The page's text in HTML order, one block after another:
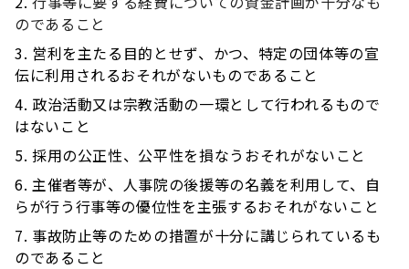
のであること
営利を主たる目的とせず、かつ、特定の団体等の宣
伝に利用されるおそれがないものであること
政治活動又は宗教活動の一環として行われるもので
はないこと
採用の公正性、公平性を損なうおそれがないこと
主催者等が、人事院の後援等の名義を利用して、自
らが行う行事等の優位性を主張するおそれがないこと
事故防止等のための措置が十分に講じられているも
のであること